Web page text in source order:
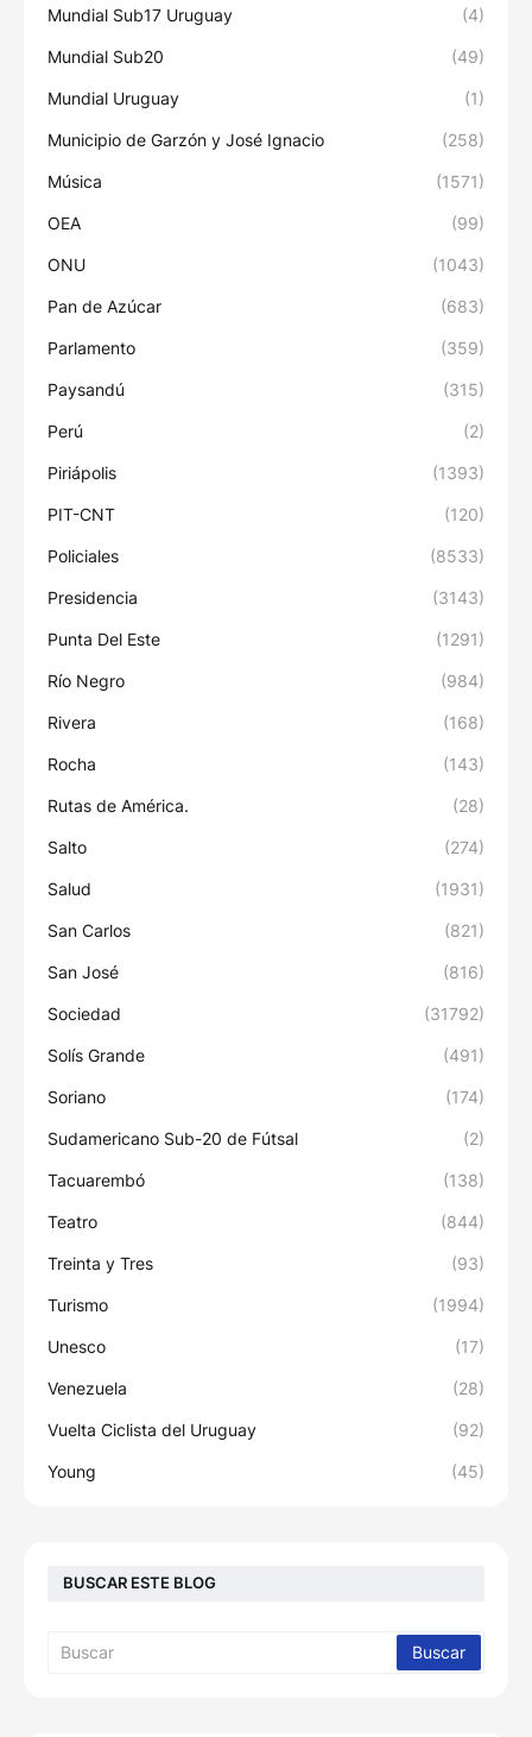
Mundial Sub17 Uruguay (4)
Mundial Sub20 (49)
Mundial Uruguay (1)
Municipio de Garzón y José Ignacio (258)
Música (1571)
OEA (99)
ONU (1043)
Pan de Azúcar (683)
Parlamento (359)
Paysandú (315)
Perú (2)
Piriápolis (1393)
PIT-CNT (120)
Policiales (8533)
Presidencia (3143)
Punta Del Este (1291)
Río Negro (984)
Rivera (168)
Rocha (143)
Rutas de América. (28)
Salto (274)
Salud (1931)
San Carlos (821)
San José (816)
Sociedad (31792)
Solís Grande (491)
Soriano (174)
Sudamericano Sub-20 de Fútsal (2)
Tacuarembó (138)
Teatro (844)
Treinta y Tres (93)
Turismo (1994)
Unesco (17)
Venezuela (28)
Vuelta Ciclista del Uruguay (92)
Young (45)
BUSCAR ESTE BLOG